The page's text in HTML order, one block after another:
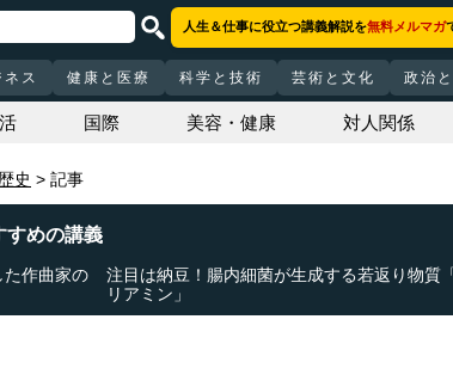
人生＆仕事に役立つ講義解説を無料メルマガ
ス 健康と医療 科学と技術 芸術と文化 政治
国際 美容・健康 対人関係
歴史 記事
すめの講義
作曲家の
注目は納豆！腸内細菌が生成する若返り物質
リアミン」